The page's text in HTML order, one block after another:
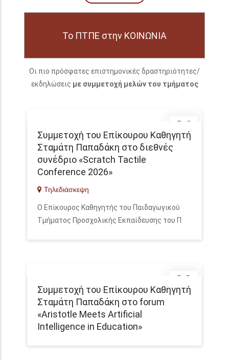
Το ΠΤΠΕ στην ΚΟΙΝΩΝΙΑ
Οι πιο πρόσφατες επιστημονικές δραστηριότητες/
εκδηλώσεις με συμμετοχή μελών του τμήματος
26
MAY
Συμμετοχή του Επίκουρου Καθηγητή
Σταμάτη Παπαδάκη στο διεθνές
συνέδριο «Scratch Tactile
Conference 2026»
Τηλεδιάσκεψη
Ο Επίκουρος Καθηγητής του Παιδαγωγικού
Τμήματος Προσχολικής Εκπαίδευσης του Π
22
MAY
Συμμετοχή του Επίκουρου Καθηγητή
Σταμάτη Παπαδάκη στο forum
«Aristotle Meets Artificial
Intelligence in Education»